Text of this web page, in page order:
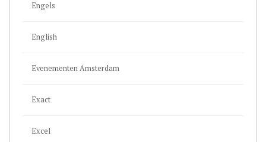
Engels
English
Evenementen Amsterdam
Exact
Excel